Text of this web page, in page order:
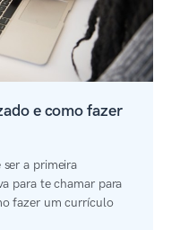
e como fazer
a primeira
para te chamar para
fazer um currículo